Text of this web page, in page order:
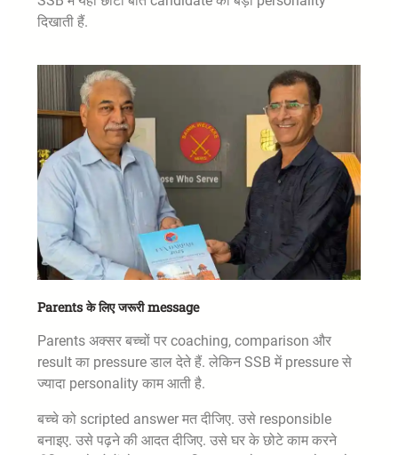
दिखाती हैं.
Parents के लिए जरूरी message
Parents अक्सर बच्चों पर coaching, comparison और
result का pressure डाल देते हैं. लेकिन SSB में pressure से
ज्यादा personality काम आती है.
बच्चे को scripted answer मत दीजिए. उसे responsible
बनाइए. उसे पढ़ने की आदत दीजिए. उसे घर के छोटे काम करने